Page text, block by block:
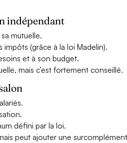
indépendant
mutuelle.
(grâce à la loi Madelin).
et à son budget.
mais c’est fortement conseillé.
défini par la loi.
peut ajouter une